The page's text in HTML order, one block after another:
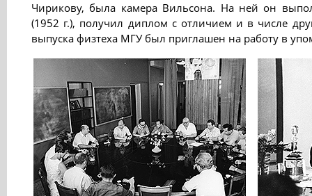
Чирикову, была камера Вильсона. На ней он
(1952 г.), получил диплом с отличием и в числе
выпуска физтеха МГУ был приглашен на работу в